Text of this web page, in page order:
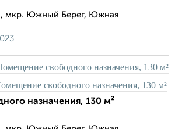
мкр. Южный Берег, Южная
назначения, 130 м²